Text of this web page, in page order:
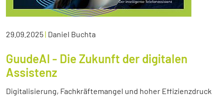
29.09.2025| Daniel Buchta
GuudeAI - Die Zukunft der digitalen
Assistenz
Digitalisierung, Fachkräftemangel und hoher Effizienzdruck